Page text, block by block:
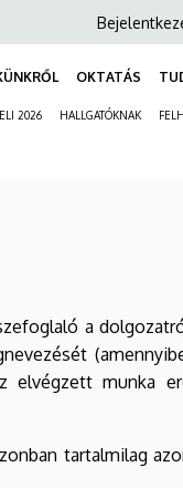
Anonim
fiók
menüje
OKTATÁS
2026 HALLGATÓKNAK
a
munka
tartalmilag